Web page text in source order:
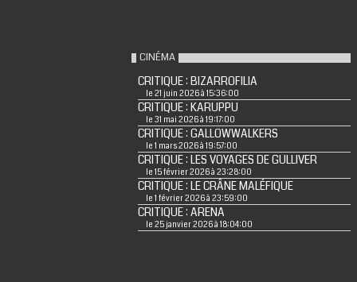
CINÉMA
CRITIQUE : BIZARROFILIA
le 21 juin 2026 à 15:36:00
CRITIQUE : KARUPPU
le 31 mai 2026 à 19:17:00
CRITIQUE : GALLOWWALKERS
le 1 mars 2026 à 19:57:00
CRITIQUE : LES VOYAGES DE GULLIVER
le 15 février 2026 à 23:28:00
CRITIQUE : LE CRÂNE MALÉFIQUE
le 1 février 2026 à 23:59:00
CRITIQUE : ARENA
le 25 janvier 2026 à 18:04:00